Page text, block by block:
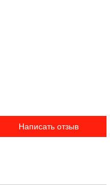
Написать отзыв